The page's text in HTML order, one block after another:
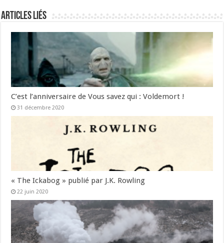
Articles liés
C’est l’anniversaire de Vous savez qui : Voldemort !
31 décembre 2020
« The Ickabog » publié par J.K. Rowling
22 juin 2020